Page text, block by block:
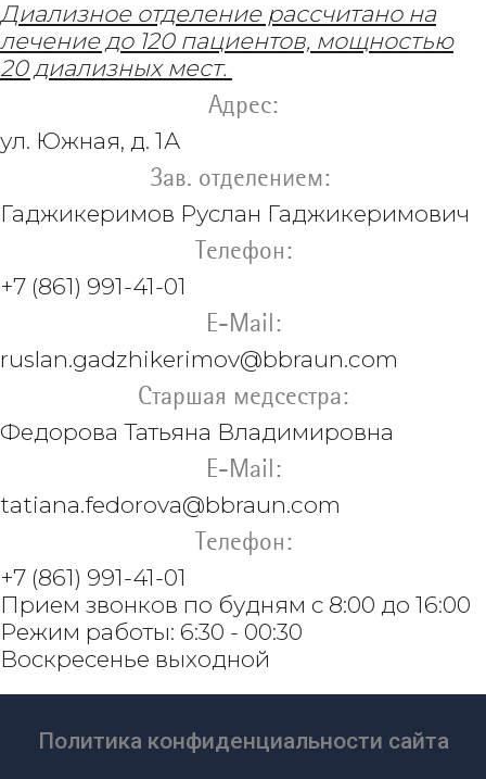
Диализное отделение рассчитано на
лечение до 120 пациентов, мощностью
20 диализных мест.
Адрес:
ул. Южная, д. 1А
Зав. отделением:
Гаджикеримов Руслан Гаджикеримович
Телефон:
+7 (861) 991-41-01
E-Mail:
ruslan.gadzhikerimov@bbraun.com
Старшая медсестра:
Федорова Татьяна Владимировна
E-Mail:
tatiana.fedorova@bbraun.com
Телефон:
+7 (861) 991-41-01
Прием звонков по будням с 8:00 до 16:00
Режим работы: 6:30 - 00:30
Воскресенье выходной
Политика конфиденциальности сайта